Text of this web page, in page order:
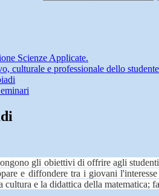
Scienze Applicate.
culturale e professionale dello
gli obiettivi di offrire agli
e diffondere tra i giovani
e la didattica della matematica;